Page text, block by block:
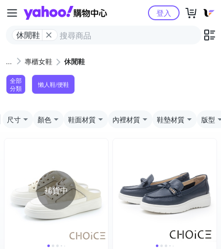
Yahoo購物中心
休閒鞋
登入
專櫃女鞋 休閒鞋
全部
分類
懶人鞋/便鞋
尺寸 顏色 鞋面材質 內裡材質 鞋墊材質 版型
補貨中